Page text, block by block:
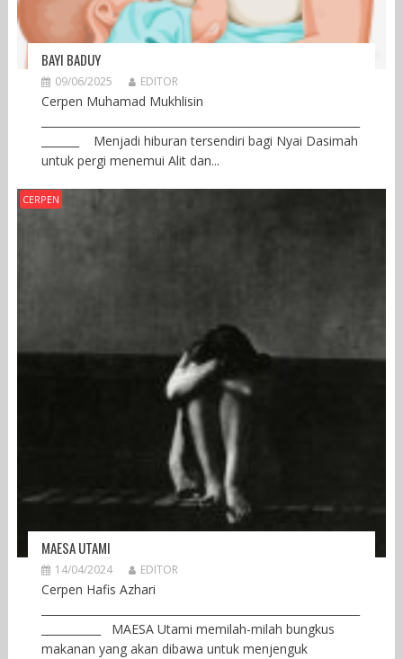
BAYI BADUY
09/06/2025 EDITOR
Cerpen Muhamad Mukhlisin
_______ Menjadi hiburan tersendiri bagi Nyai Dasimah
untuk pergi menemui Alit dan...
CERPEN
MAESA UTAMI
14/04/2024 EDITOR
Cerpen Hafis Azhari
___________ MAESA Utami memilah-milah bungkus
makanan yang akan dibawa untuk menjenguk